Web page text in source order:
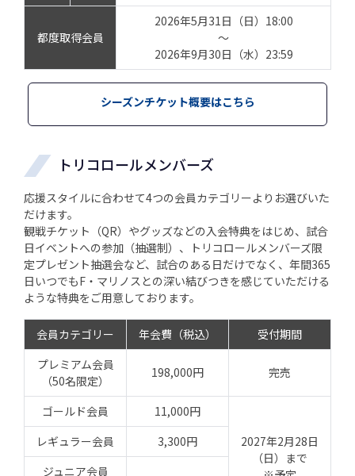
都度取得会員
2026年5月31日（日）18:00
～
2026年9月30日（水）23:59
シーズンチケット概要はこちら
トリコロールメンバーズ
応援スタイルに合わせて4つの会員カテゴリーよりお選びいた
だけます。
観戦チケット（QR）やグッズなどの入会特典をはじめ、試合
日イベントへの参加（抽選制）、トリコロールメンバーズ限
定プレゼント抽選会など、試合のある日だけでなく、年間365
日いつでもF・マリノスとの深い結びつきを感じていただける
ような特典をご用意しております。
会員カテゴリー 年会費（税込）
受付期間
プレミアム会員
（50名限定）
198,000円 完売
ゴールド会員
11,000円
2027年2月28日
（日）まで
レギュラー会員
3,300円
ジュニア会員